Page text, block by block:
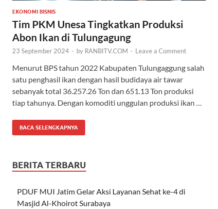
EKONOMI BISNIS
Tim PKM Unesa Tingkatkan Produksi
Abon Ikan di Tulungagung
23 September 2024 - by RANBITV.COM - Leave a Comment
Menurut BPS tahun 2022 Kabupaten Tulungaggung salah
satu penghasil ikan dengan hasil budidaya air tawar
sebanyak total 36.257.26 Ton dan 651.13 Ton produksi
tiap tahunya. Dengan komoditi unggulan produksi ikan …
BACA SELENGKAPNYA
BERITA TERBARU
PDUF MUI Jatim Gelar Aksi Layanan Sehat ke-4 di
Masjid Al-Khoirot Surabaya